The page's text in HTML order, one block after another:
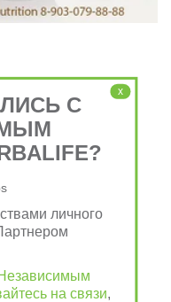
x
С
личного
на связи,